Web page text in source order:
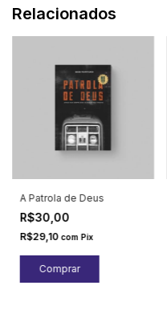
Relacionados
A Patrola de Deus
R$30,00
R$29,10 com Pix